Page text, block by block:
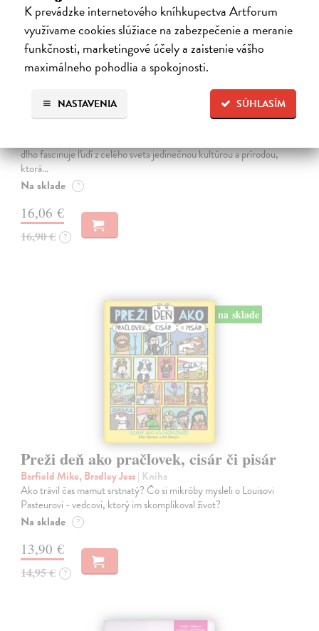
K prevádzke internetového kníhkupectva Artforum
využívame cookies slúžiace na zabezpečenie a meranie
funkčnosti, marketingové účely a zaistenie vášho
maximálneho pohodlia a spokojnosti.
SÚHLASÍM
NASTAVENIA
Japonsko. Krajina vychádzajúceho slnka
Pauluth Josephine, Bohnke Christin
dlho fascinuje ľudí z celého sveta jedinečnou kultúrou a prírodou,
ktorá…
Na sklade ?
16,06 €
16,90 € ?
na sklade
Preži deň ako pračlovek, cisár či pisár
Barfield Mike, Bradley Jess| Kniha
Ako trávil čas mamut srstnatý? Čo si mikróby mysleli o Louisovi
Pasteurovi - vedcovi, ktorý im skomplikoval život?
Na sklade ?
13,90 €
14,95 € ?